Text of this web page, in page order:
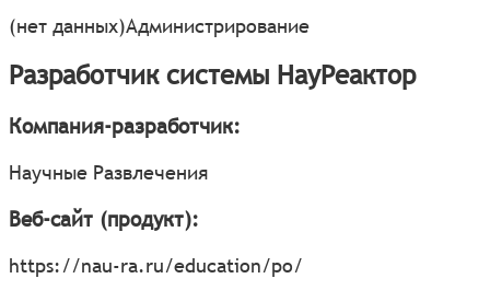
(нет данных)Администрирование
Разработчик системы НауРеактор
Компания-разработчик:
Научные Развлечения
Веб-сайт (продукт):
https://nau-ra.ru/education/po/